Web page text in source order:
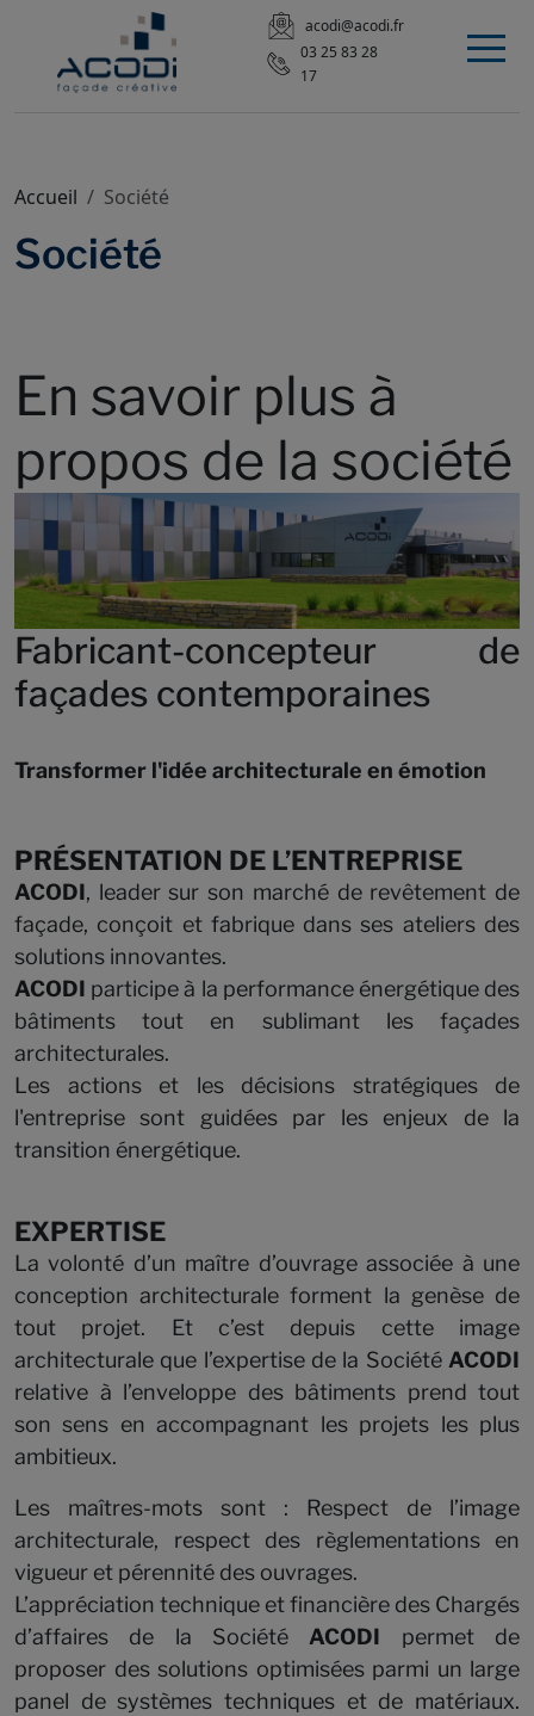
acodi@acodi.fr
03 25 83 28
17
Accueil Société
Société
En savoir plus à
propos de la société
Fabricant-concepteur de
façades contemporaines
Transformer l'idée architecturale en émotion
PRÉSENTATION DE L’ENTREPRISE
ACODI, leader sur son marché de revêtement de
façade, conçoit et fabrique dans ses ateliers des
solutions innovantes.
ACODI participe à la performance énergétique des
bâtiments tout en sublimant les façades
architecturales.
Les actions et les décisions stratégiques de
l'entreprise sont guidées par les enjeux de la
transition énergétique.
EXPERTISE
La volonté d’un maître d’ouvrage associée à une
conception architecturale forment la genèse de
tout projet. Et c’est depuis cette image
architecturale que l’expertise de la Société ACODI
relative à l’enveloppe des bâtiments prend tout
son sens en accompagnant les projets les plus
ambitieux.
Les maîtres-mots sont : Respect de l’image
architecturale, respect des règlementations en
vigueur et pérennité des ouvrages.
L’appréciation technique et financière des Chargés
d’affaires de la SociétéACODI permet de
proposer des solutions optimisées parmi un large
panel de systèmes techniques et de matériaux.